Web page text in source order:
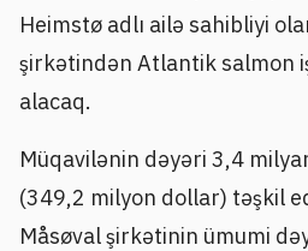
Heimstø adlı ailə sahibliyi
şirkətindən Atlantik salmon
alacaq.
Müqavilənin dəyəri 3,4
(349,2 milyon dollar) təşkil
Måsøval şirkətinin ümumi